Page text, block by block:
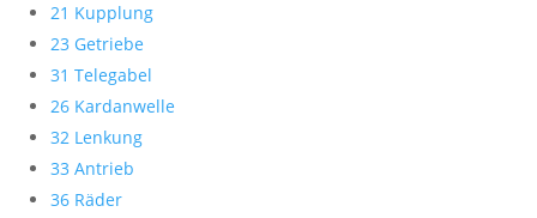
21 Kupplung
23 Getriebe
31 Telegabel
26 Kardanwelle
32 Lenkung
33 Antrieb
36 Räder